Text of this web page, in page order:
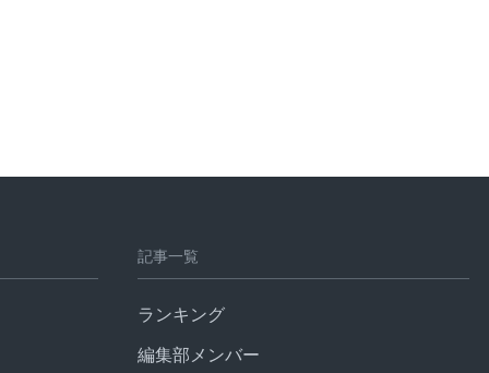
記事一覧
ランキング
編集部メンバー